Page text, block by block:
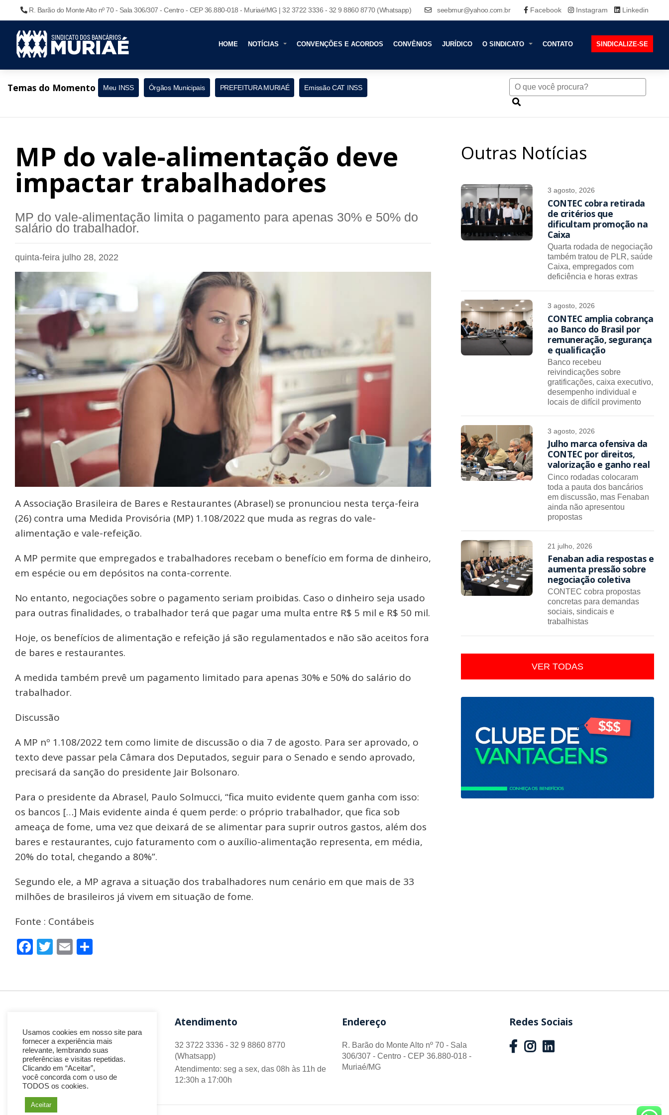
R. Barão do Monte Alto nº 70 - Sala 306/307 - Centro - CEP 36.880-018 - Muriaé/MG | 32 3722 3336 - 32 9 8860 8770 (Whatsapp) seebmur@yahoo.com.br Facebook Instagram Linkedin
HOME NOTÍCIAS CONVENÇÕES E ACORDOS CONVÊNIOS JURÍDICO O SINDICATO CONTATO SINDICALIZE-SE
Temas do Momento Meu INSS Órgãos Municipais PREFEITURA MURIAÉ Emissão CAT INSS
MP do vale-alimentação deve
impactar trabalhadores
MP do vale-alimentação limita o pagamento para apenas 30% e 50% do
salário do trabalhador.
quinta-feira julho 28, 2022
A Associação Brasileira de Bares e Restaurantes (Abrasel) se pronunciou nesta terça-feira
(26) contra uma Medida Provisória (MP) 1.108/2022 que muda as regras do vale-
alimentação e vale-refeição.
A MP permite que empregados e trabalhadores recebam o benefício em forma de dinheiro,
em espécie ou em depósitos na conta-corrente.
No entanto, negociações sobre o pagamento seriam proibidas. Caso o dinheiro seja usado
para outras finalidades, o trabalhador terá que pagar uma multa entre R$ 5 mil e R$ 50 mil.
Hoje, os benefícios de alimentação e refeição já são regulamentados e não são aceitos fora
de bares e restaurantes.
A medida também prevê um pagamento limitado para apenas 30% e 50% do salário do
trabalhador.
Discussão
A MP nº 1.108/2022 tem como limite de discussão o dia 7 de agosto. Para ser aprovado, o
texto deve passar pela Câmara dos Deputados, seguir para o Senado e sendo aprovado,
precisará da sanção do presidente Jair Bolsonaro.
Para o presidente da Abrasel, Paulo Solmucci, “fica muito evidente quem ganha com isso:
os bancos […] Mais evidente ainda é quem perde: o próprio trabalhador, que fica sob
ameaça de fome, uma vez que deixará de se alimentar para suprir outros gastos, além dos
bares e restaurantes, cujo faturamento com o auxílio-alimentação representa, em média,
20% do total, chegando a 80%”.
Segundo ele, a MP agrava a situação dos trabalhadores num cenário em que mais de 33
milhões de brasileiros já vivem em situação de fome.
Fonte : Contábeis
Facebook
Twitter
Email
Outras Notícias
3 agosto, 2026
CONTEC cobra retirada
de critérios que
dificultam promoção na
Caixa
Quarta rodada de negociação
também tratou de PLR, saúde
Caixa, empregados com
deficiência e horas extras
3 agosto, 2026
CONTEC amplia cobrança
ao Banco do Brasil por
remuneração, segurança
e qualificação
Banco recebeu
reivindicações sobre
gratificações, caixa executivo,
desempenho individual e
locais de difícil provimento
3 agosto, 2026
Julho marca ofensiva da
CONTEC por direitos,
valorização e ganho real
Cinco rodadas colocaram
toda a pauta dos bancários
em discussão, mas Fenaban
ainda não apresentou
propostas
21 julho, 2026
Fenaban adia respostas e
aumenta pressão sobre
negociação coletiva
CONTEC cobra propostas
concretas para demandas
sociais, sindicais e
trabalhistas
VER TODAS
Atendimento
32 3722 3336 - 32 9 8860 8770
(Whatsapp)
Atendimento: seg a sex, das 08h às 11h de
12:30h a 17:00h
Endereço
R. Barão do Monte Alto nº 70 - Sala
306/307 - Centro - CEP 36.880-018 -
Muriaé/MG
Redes Sociais
Usamos cookies em nosso site para
fornecer a experiência mais
relevante, lembrando suas
preferências e visitas repetidas.
Clicando em “Aceitar”,
você concorda com o uso de
TODOS os cookies.
Aceitar